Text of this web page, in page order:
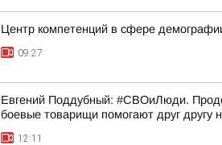
Центр компетенций в сфере
09:27
Евгений Поддубный: #СВОиЛюди.
боевые товарищи помогают друг другу
12:11